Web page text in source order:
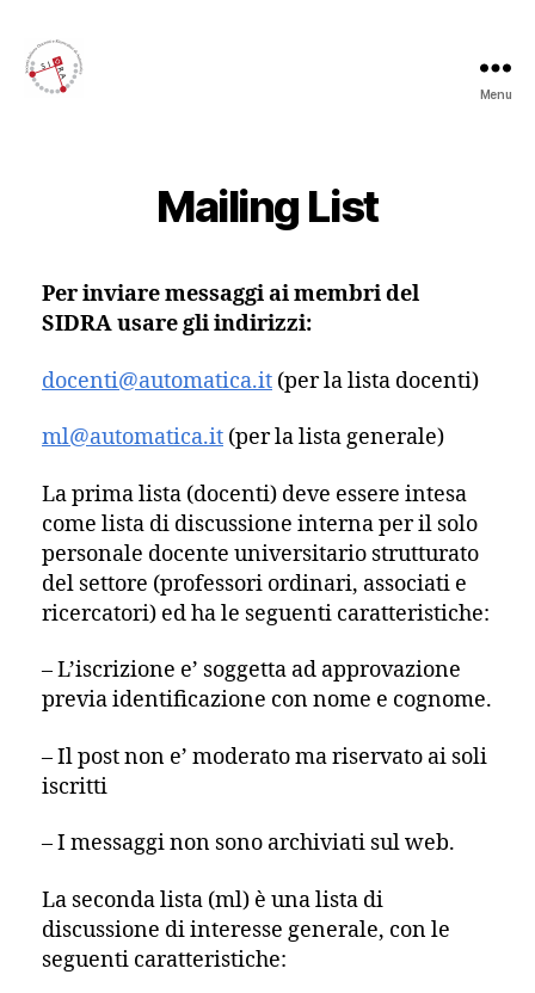
Menu
Mailing List
Per inviare messaggi ai membri del
SIDRA usare gli indirizzi:
docenti@automatica.it (per la lista docenti)
ml@automatica.it (per la lista generale)
La prima lista (docenti) deve essere intesa
come lista di discussione interna per il solo
personale docente universitario strutturato
del settore (professori ordinari, associati e
ricercatori) ed ha le seguenti caratteristiche:
– L’iscrizione e’ soggetta ad approvazione
previa identificazione con nome e cognome.
– Il post non e’ moderato ma riservato ai soli
iscritti
– I messaggi non sono archiviati sul web.
La seconda lista (ml) è una lista di
discussione di interesse generale, con le
seguenti caratteristiche: